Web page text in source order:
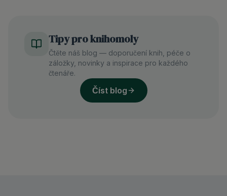
Tipy pro knihomoly
Čtěte náš blog — doporučení knih, péče o
záložky, novinky a inspirace pro každého
čtenáře.
Číst blog